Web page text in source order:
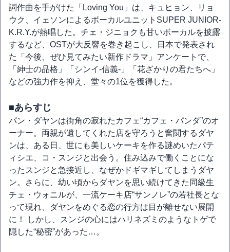
詞作曲を手がけた「Loving You」は、キュヒョン、リョ
ウク、イェソンによるボーカルユニットSUPER JUNIOR-
K.R.Y.が熱唱した。チェ・ジニョクも甘いボーカルを披露
するなど、OSTが大反響を巻き起こし、日本で発表され
た「今後、ぜひ見てみたい新作ドラマ」アンケートで、
「紳士の品格」「シンイ-信義-」「花ざかりの君たちへ」
などの強力作を抑え、堂々の1位を獲得した。
■あらすじ
パン・ダヤンは街角の寂れたカフェ“カフェ・パンダ”のオ
ーナー。両親が遺してくれた店を守ろうと奮闘するダヤ
ンは、ある日、世にも美しいケーキを作る謎めいたパテ
ィシエ、コ・スンジと出会う。住み込みで働くことにな
ったスンジと急接近し、なぜかドギマギしてしまうダヤ
ン。さらに、幼い頃からダヤンを思い続けてきた同級生
チェ・ウォニルが、一流ケーキ店“サンノレ”の若社長とな
って現れ、ダヤンをめぐる恋の行方は目が離せない展開
に！ しかし、スンジの心にはハリネズミのようなトゲで
隠した“秘密”があった…。